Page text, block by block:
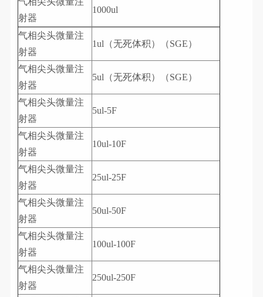
射器
1000ul
气相尖头微量注
射器
1ul（无死体积）（SGE）
气相尖头微量注
射器
5ul（无死体积）（SGE）
气相尖头微量注
射器
5ul-5F
气相尖头微量注
射器
10ul-10F
气相尖头微量注
射器
25ul-25F
气相尖头微量注
射器
50ul-50F
气相尖头微量注
射器
100ul-100F
气相尖头微量注
射器
250ul-250F